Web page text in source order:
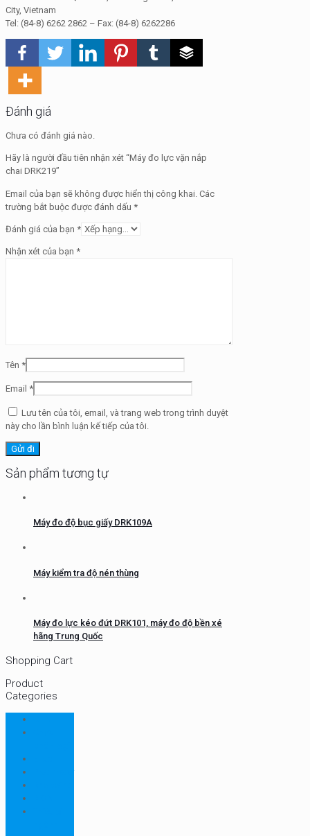
City, Vietnam
Tel: (84-8) 6262 2862 – Fax: (84-8) 6262286
Đánh giá
Chưa có đánh giá nào.
Hãy là người đầu tiên nhận xét “Máy đo lực vặn nắp
chai DRK219”
Email của bạn sẽ không được hiển thị công khai. Các
trường bắt buộc được đánh dấu *
Đánh giá của bạn *
Nhận xét của bạn *
Tên *
Email *
Lưu tên của tôi, email, và trang web trong trình duyệt
này cho lần bình luận kế tiếp của tôi.
Sản phẩm tương tự
Máy đo độ bục giấy DRK109A
Máy kiểm tra độ nén thùng
Máy đo lực kéo đứt DRK101, máy đo độ bền xé
hãng Trung Quốc
Shopping Cart
Product
Categories